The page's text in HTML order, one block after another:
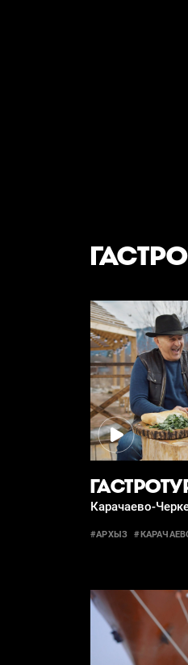
Карачаево-
#АРХЫЗ